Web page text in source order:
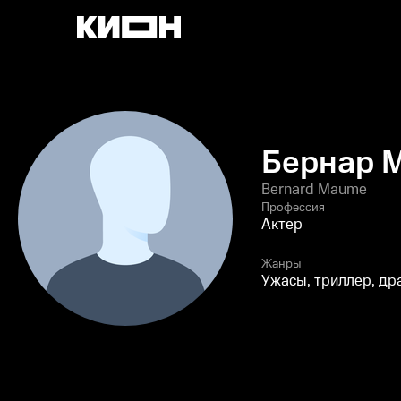
Бернар
Bernard Maume
Профессия
Актер
Жанры
Ужасы, триллер,